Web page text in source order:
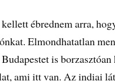
ébrednem arra,
Elmondhatatlan
is
ami itt van. Az indiai